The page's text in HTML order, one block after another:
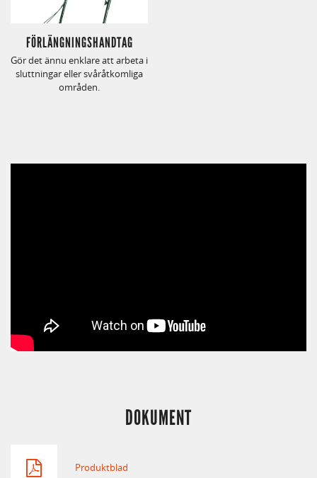
FÖRLÄNGNINGSHANDTAG
Gör det ännu enklare att arbeta i
sluttningar eller svåråtkomliga
områden.
DOKUMENT
Produktblad